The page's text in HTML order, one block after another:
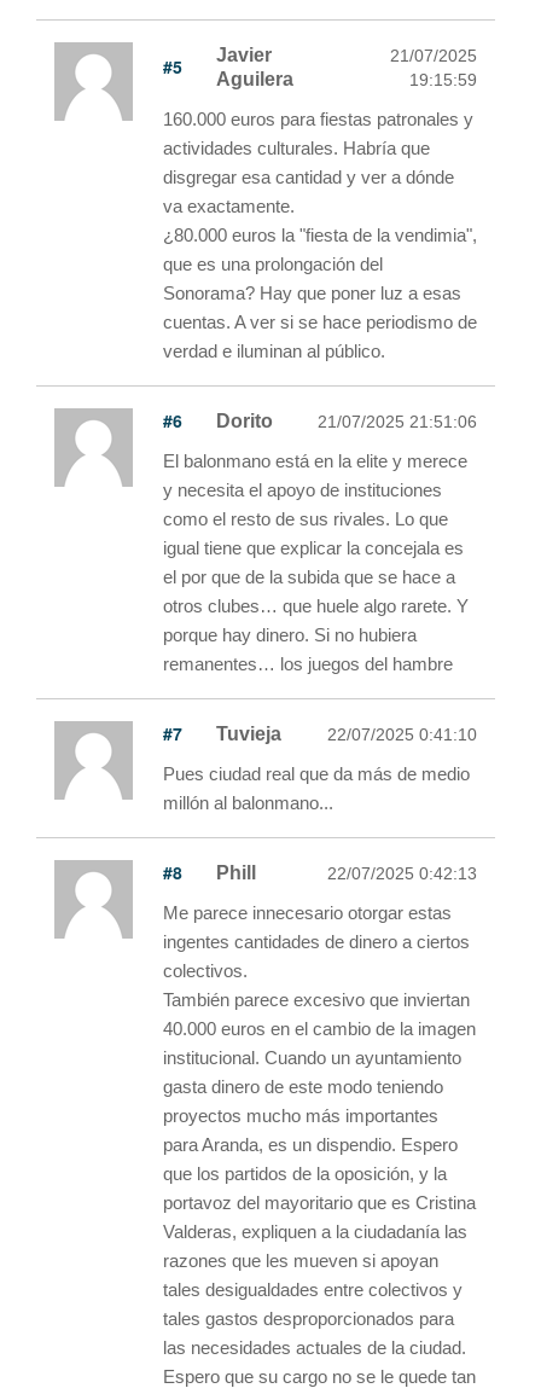
#5
Javier
Aguilera
21/07/2025
19:15:59
160.000 euros para fiestas patronales y
actividades culturales. Habría que
disgregar esa cantidad y ver a dónde
va exactamente.
¿80.000 euros la "fiesta de la vendimia",
que es una prolongación del
Sonorama? Hay que poner luz a esas
cuentas. A ver si se hace periodismo de
verdad e iluminan al público.
#6 Dorito 21/07/2025 21:51:06
El balonmano está en la elite y merece
y necesita el apoyo de instituciones
como el resto de sus rivales. Lo que
igual tiene que explicar la concejala es
el por que de la subida que se hace a
otros clubes… que huele algo rarete. Y
porque hay dinero. Si no hubiera
remanentes… los juegos del hambre
#7 Tuvieja 22/07/2025 0:41:10
Pues ciudad real que da más de medio
millón al balonmano...
#8 Phill 22/07/2025 0:42:13
Me parece innecesario otorgar estas
ingentes cantidades de dinero a ciertos
colectivos.
También parece excesivo que inviertan
40.000 euros en el cambio de la imagen
institucional. Cuando un ayuntamiento
gasta dinero de este modo teniendo
proyectos mucho más importantes
para Aranda, es un dispendio. Espero
que los partidos de la oposición, y la
portavoz del mayoritario que es Cristina
Valderas, expliquen a la ciudadanía las
razones que les mueven si apoyan
tales desigualdades entre colectivos y
tales gastos desproporcionados para
las necesidades actuales de la ciudad.
Espero que su cargo no se le quede tan